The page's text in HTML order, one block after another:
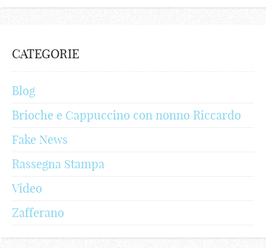
CATEGORIE
Blog
Brioche e Cappuccino con nonno Riccardo
Fake News
Rassegna Stampa
Video
Zafferano